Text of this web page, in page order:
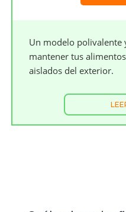
Un modelo polivalente
mantener tus
aislados del exterior.